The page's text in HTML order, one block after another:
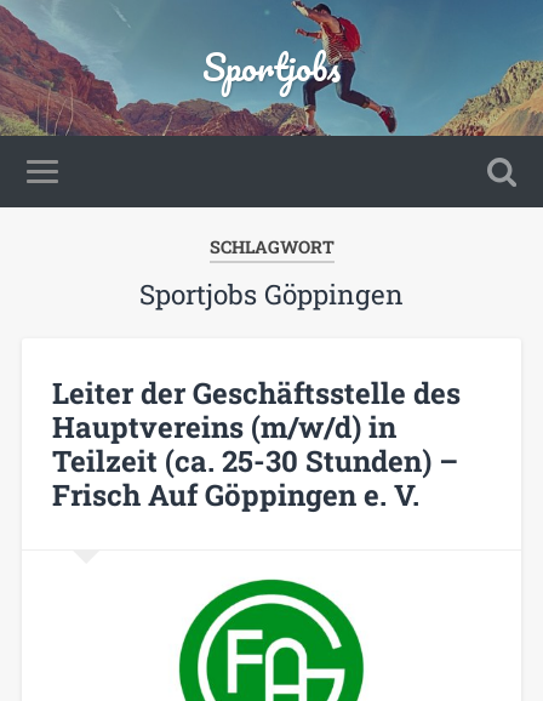
Sportjobs
SCHLAGWORT
Sportjobs Göppingen
Leiter der Geschäftsstelle des
Hauptvereins (m/w/d) in
Teilzeit (ca. 25-30 Stunden) –
Frisch Auf Göppingen e. V.